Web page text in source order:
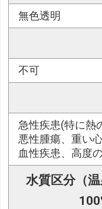
無色透明
不可
急性疾患(特に熱
悪性腫瘍、重い
血性疾患、高度
水質区分（